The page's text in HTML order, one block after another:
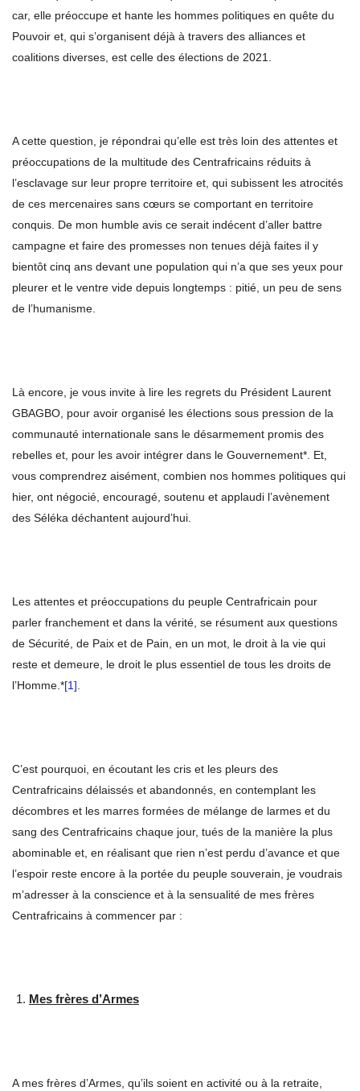
car, elle préoccupe et hante les hommes politiques en quête du
Pouvoir et, qui s’organisent déjà à travers des alliances et
coalitions diverses, est celle des élections de 2021.
A cette question, je répondrai qu’elle est très loin des attentes et
préoccupations de la multitude des Centrafricains réduits à
l’esclavage sur leur propre territoire et, qui subissent les atrocités
de ces mercenaires sans cœurs se comportant en territoire
conquis. De mon humble avis ce serait indécent d’aller battre
campagne et faire des promesses non tenues déjà faites il y
bientôt cinq ans devant une population qui n’a que ses yeux pour
pleurer et le ventre vide depuis longtemps : pitié, un peu de sens
de l’humanisme.
Là encore, je vous invite à lire les regrets du Président Laurent
GBAGBO, pour avoir organisé les élections sous pression de la
communauté internationale sans le désarmement promis des
rebelles et, pour les avoir intégrer dans le Gouvernement*. Et,
vous comprendrez aisément, combien nos hommes politiques qui
hier, ont négocié, encouragé, soutenu et applaudi l’avènement
des Séléka déchantent aujourd’hui.
Les attentes et préoccupations du peuple Centrafricain pour
parler franchement et dans la vérité, se résument aux questions
de Sécurité, de Paix et de Pain, en un mot, le droit à la vie qui
reste et demeure, le droit le plus essentiel de tous les droits de
l’Homme.*[1].
C’est pourquoi, en écoutant les cris et les pleurs des
Centrafricains délaissés et abandonnés, en contemplant les
décombres et les marres formées de mélange de larmes et du
sang des Centrafricains chaque jour, tués de la manière la plus
abominable et, en réalisant que rien n’est perdu d’avance et que
l’espoir reste encore à la portée du peuple souverain, je voudrais
m’adresser à la conscience et à la sensualité de mes frères
Centrafricains à commencer par :
Mes frères d’Armes
A mes frères d’Armes, qu’ils soient en activité ou à la retraite,